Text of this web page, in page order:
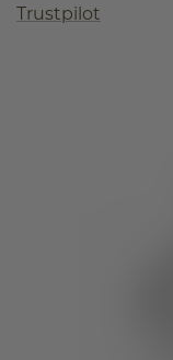
Trustpilot